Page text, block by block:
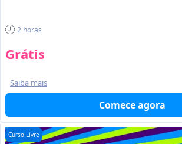
2 horas
Grátis
Saiba mais
Comece agora
Curso Livre